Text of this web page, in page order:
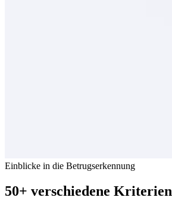
Einblicke in die Betrugserkennung
50+ verschiedene Kriterien